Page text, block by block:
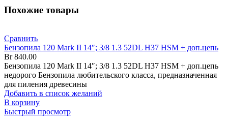
Похожие товары
Сравнить
Бензопила 120 Mark II 14″; 3/8 1.3 52DL H37 HSM + доп.цепь
Br840.00
Бензопила 120 Mark II 14″; 3/8 1.3 52DL H37 HSM + доп.цепь
недорого Бензопила любительского класса, предназначенная
для пиления древесины
Добавить в список желаний
В корзину
Быстрый просмотр